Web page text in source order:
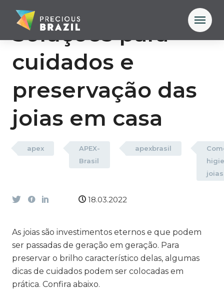
Soluções para
cuidados e
preservação das
joias em casa
apex
APEX-
Brasil
apexbrasil
joias
18.03.2022
As joias são investimentos eternos e que podem
ser passadas de geração em geração. Para
preservar o brilho característico delas, algumas
dicas de cuidados podem ser colocadas em
prática. Confira abaixo.